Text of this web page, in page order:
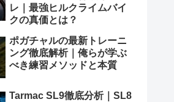
レ｜最強ヒルクライムバイ
クの真価とは？
ポガチャルの最新トレーニ
ング徹底解析｜俺らが学ぶ
べき練習メソッドと本質
Tarmac SL9徹底分析｜SL8